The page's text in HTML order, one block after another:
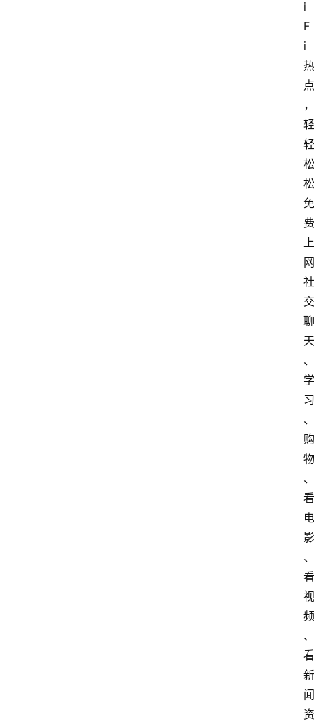
i
F
i
热
点
，
轻
轻
松
松
免
费
上
网
社
交
聊
天
、
学
习
、
购
物
、
看
电
影
、
看
视
频
、
看
新
闻
资